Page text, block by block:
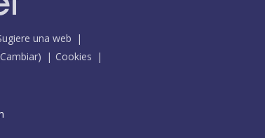
una web
Cambiar)
Cookies